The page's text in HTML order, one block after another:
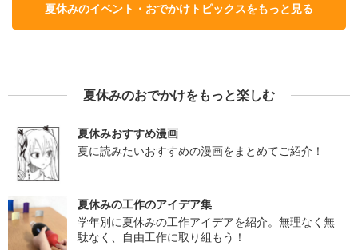
夏休みのイベント・おでかけトピックスをもっと見る
夏休みのおでかけをもっと楽しむ
夏休みおすすめ漫画
夏に読みたいおすすめの漫画をまとめてご紹介！
夏休みの工作のアイデア集
学年別に夏休みの工作アイデアを紹介。無理なく無
駄なく、自由工作に取り組もう！